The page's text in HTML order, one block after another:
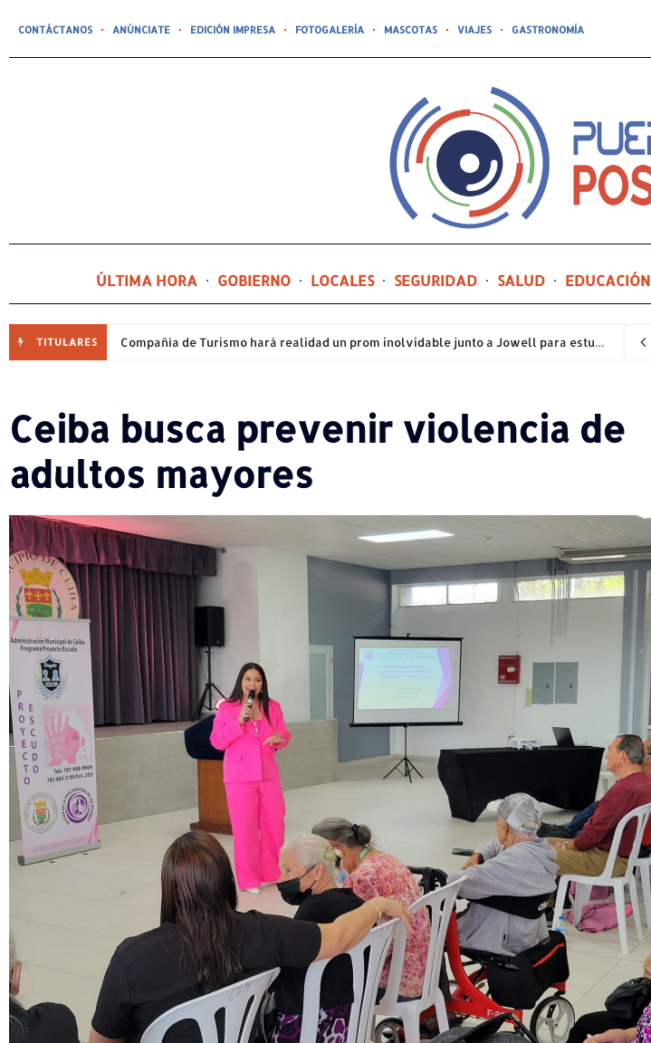
CONTÁCTANOS ANÚNCIATE EDICIÓN IMPRESA FOTOGALERÍA MASCOTAS VIAJES GASTRONOMÍA
ÚLTIMA HORA GOBIERNO LOCALES SEGURIDAD SALUD EDUCACIÓN
TITULARES Compañía de Turismo hará realidad un prom inolvidable junto a Jowell para estudiantes de la Escuela Gabriela Mistral
Ceiba busca prevenir violencia de
adultos mayores